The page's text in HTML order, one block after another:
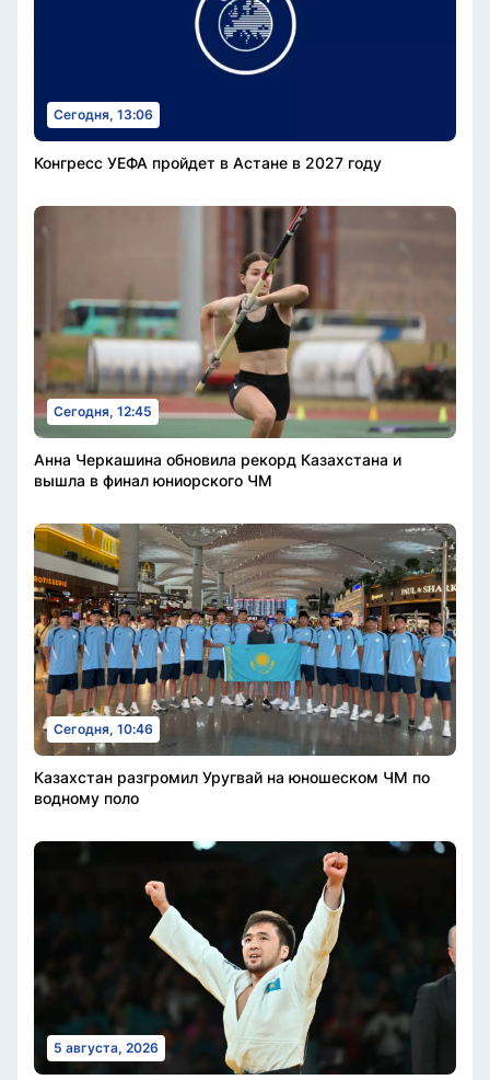
Сегодня, 13:06
Конгресс УЕФА пройдет в Астане в 2027 году
Сегодня, 12:45
Анна Черкашина обновила рекорд Казахстана и
вышла в финал юниорского ЧМ
Сегодня, 10:46
Казахстан разгромил Уругвай на юношеском ЧМ по
водному поло
5 августа, 2026